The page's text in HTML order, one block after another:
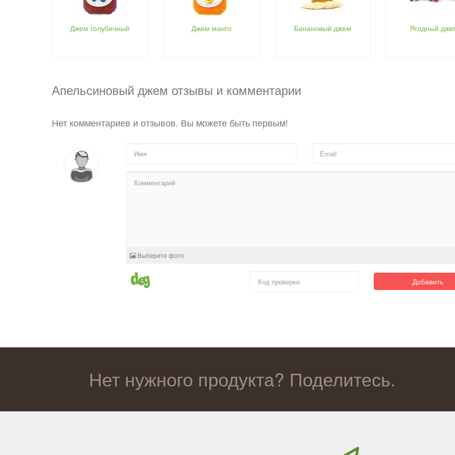
Джем голубичный Джем манго Банановый джем Ягодный
Апельсиновый джем отзывы и комментарии
Нет комментариев и отзывов. Вы можете быть первым!
Выберите фото
Добавить
Нет нужного продукта? Поделитесь.